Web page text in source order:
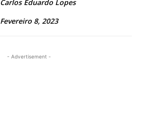
Carlos Eduardo Lopes
Fevereiro 8, 2023
- Advertisement -